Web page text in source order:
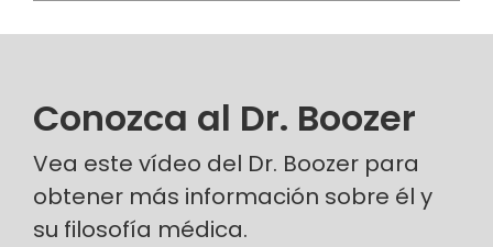
Conozca al Dr. Boozer
Vea este vídeo del Dr. Boozer para
obtener más información sobre él y
su filosofía médica.